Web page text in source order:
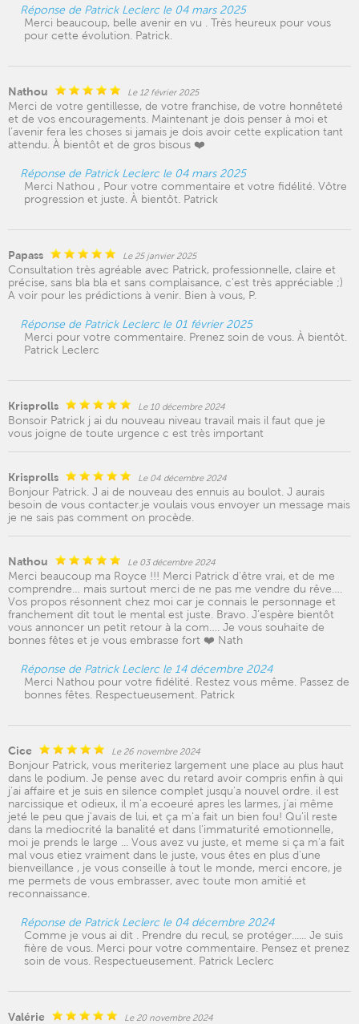
Réponse de Patrick Leclerc le 04 mars 2025
Merci beaucoup, belle avenir en vu . Très heureux pour vous
pour cette évolution. Patrick.
Nathou Le 12 février 2025
Merci de votre gentillesse, de votre franchise, de votre honnêteté
et de vos encouragements. Maintenant je dois penser à moi et
l’avenir fera les choses si jamais je dois avoir cette explication tant
attendu. À bientôt et de gros bisous ❤️
Réponse de Patrick Leclerc le 04 mars 2025
Merci Nathou , Pour votre commentaire et votre fidélité. Vôtre
progression et juste. À bientôt. Patrick
Papass Le 25 janvier 2025
Consultation très agréable avec Patrick, professionnelle, claire et
précise, sans bla bla et sans complaisance, c'est très appréciable ;)
A voir pour les prédictions à venir. Bien à vous, P.
Réponse de Patrick Leclerc le 01 février 2025
Merci pour votre commentaire. Prenez soin de vous. À bientôt.
Patrick Leclerc
Krisprolls Le 10 décembre 2024
Bonsoir Patrick j ai du nouveau niveau travail mais il faut que je
vous joigne de toute urgence c est très important
Krisprolls Le 04 décembre 2024
Bonjour Patrick. J ai de nouveau des ennuis au boulot. J aurais
besoin de vous contacter.je voulais vous envoyer un message mais
je ne sais pas comment on procède.
Nathou Le 03 décembre 2024
Merci beaucoup ma Royce !!! Merci Patrick d’être vrai, et de me
comprendre… mais surtout merci de ne pas me vendre du rêve….
Vos propos résonnent chez moi car je connais le personnage et
franchement dit tout le mental est juste. Bravo. J’espère bientôt
vous annoncer un petit retour à la com…. Je vous souhaite de
bonnes fêtes et je vous embrasse fort ❤️ Nath
Réponse de Patrick Leclerc le 14 décembre 2024
Merci Nathou pour votre fidélité. Restez vous même. Passez de
bonnes fêtes. Respectueusement. Patrick
Cice Le 26 novembre 2024
Bonjour Patrick, vous meriteriez largement une place au plus haut
dans le podium. Je pense avec du retard avoir compris enfin à qui
j'ai affaire et je suis en silence complet jusqu'a nouvel ordre. il est
narcissique et odieux, il m'a ecoeuré apres les larmes, j'ai même
jeté le peu que j'avais de lui, et ça m'a fait un bien fou! Qu'il reste
dans la mediocrité la banalité et dans l'immaturité emotionnelle,
moi je prends le large ... Vous avez vu juste, et meme si ça m'a fait
mal vous etiez vraiment dans le juste, vous êtes en plus d'une
bienveillance , je vous conseille à tout le monde, merci encore, je
me permets de vous embrasser, avec toute mon amitié et
reconnaissance.
Réponse de Patrick Leclerc le 04 décembre 2024
Comme je vous ai dit . Prendre du recul, se protéger...... Je suis
fière de vous. Merci pour votre commentaire. Pensez et prenez
soin de vous. Respectueusement. Patrick Leclerc
Valérie Le 20 novembre 2024